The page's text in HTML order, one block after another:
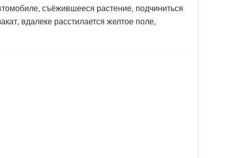
съёжившееся растение, подчиниться
вдалеке расстилается желтое поле,